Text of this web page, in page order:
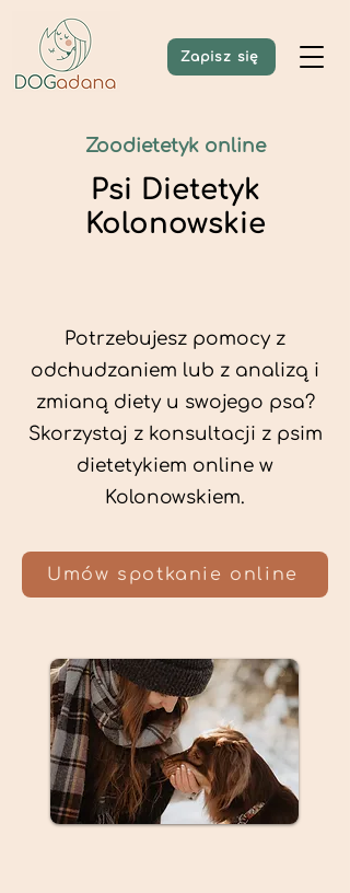
Zapisz się
Zoodietetyk online
Psi Dietetyk
Kolonowskie
Potrzebujesz pomocy z
odchudzaniem lub z analizą i
zmianą diety u swojego psa?
Skorzystaj z konsultacji z psim
dietetykiem online w
Kolonowskiem.
Umów spotkanie online